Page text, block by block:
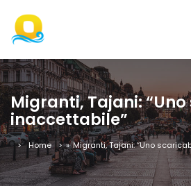
Migranti, Tajani:
inaccettabile”
Home » Migranti, Tajani: “Uno